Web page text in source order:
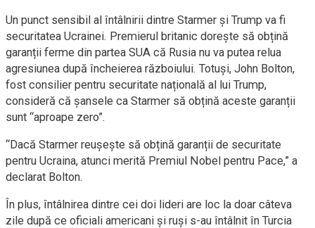
Un punct sensibil al întâlnirii dintre Starmer și Trump va fi
securitatea Ucrainei. Premierul britanic dorește să obțină
garanții ferme din partea SUA că Rusia nu va putea relua
agresiunea după încheierea războiului. Totuși, John Bolton,
fost consilier pentru securitate națională al lui Trump,
consideră că șansele ca Starmer să obțină aceste garanții
sunt “aproape zero”.
“Dacă Starmer reușește să obțină garanții de securitate
pentru Ucraina, atunci merită Premiul Nobel pentru Pace,” a
declarat Bolton.
În plus, întâlnirea dintre cei doi lideri are loc la doar câteva
zile după ce oficiali americani și ruși s-au întâlnit în Turcia